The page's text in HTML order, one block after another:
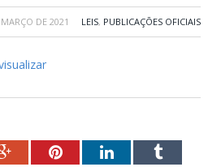
DE 2021 LEIS, PUBLICAÇÕES OFICIAIS
Google+PinterestLinkedInTumblr